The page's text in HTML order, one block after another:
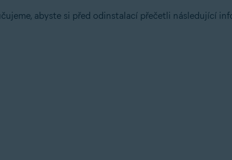
abyste si před odinstalací přečetli následující